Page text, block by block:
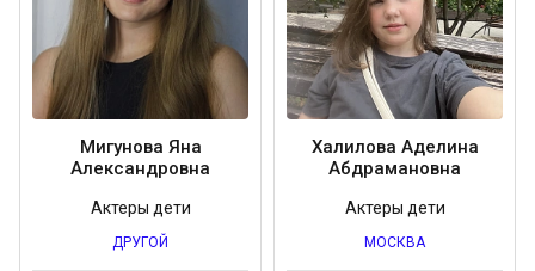
Мигунова Яна
Александровна
Актеры дети
ДРУГОЙ
Халилова Аделина
Абдрамановна
Актеры дети
МОСКВА